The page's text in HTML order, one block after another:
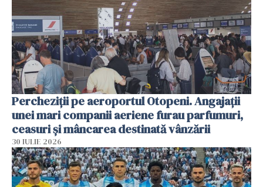
Percheziții pe aeroportul Otopeni. Angajații
unei mari companii aeriene furau parfumuri,
ceasuri și mâncarea destinată vânzării
30 IULIE 2026